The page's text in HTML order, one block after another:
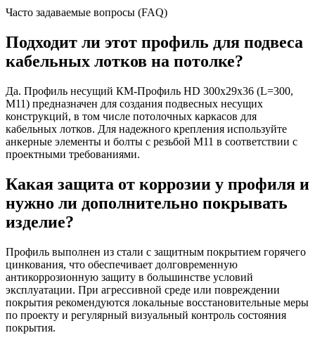
Часто задаваемые вопросы (FAQ)
Подходит ли этот профиль для подвеса
кабельных лотков на потолке?
Да. Профиль несущий КМ-Профиль HD 300х29х36 (L=300,
M11) предназначен для создания подвесных несущих
конструкций, в том числе потолочных каркасов для
кабельных лотков. Для надежного крепления используйте
анкерные элементы и болты с резьбой M11 в соответствии с
проектными требованиями.
Какая защита от коррозии у профиля и
нужно ли дополнительно покрывать
изделие?
Профиль выполнен из стали с защитным покрытием горячего
цинкования, что обеспечивает долговременную
антикоррозионную защиту в большинстве условий
эксплуатации. При агрессивной среде или повреждении
покрытия рекомендуются локальные восстановительные меры
по проекту и регулярный визуальный контроль состояния
покрытия.